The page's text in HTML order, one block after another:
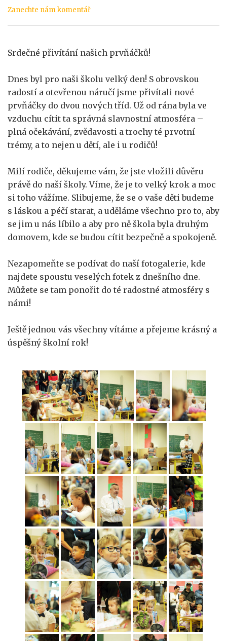
Zanechte nám komentář
Srdečné přivítání našich prvňáčků!
Dnes byl pro naši školu velký den! S obrovskou
radostí a otevřenou náručí jsme přivítali nové
prvňáčky do dvou nových tříd. Už od rána byla ve
vzduchu cítit ta správná slavnostní atmosféra –
plná očekávání, zvědavosti a trochy té prvotní
trémy, a to nejen u dětí, ale i u rodičů!
Milí rodiče, děkujeme vám, že jste vložili důvěru
právě do naší školy. Víme, že je to velký krok a moc
si toho vážíme. Slibujeme, že se o vaše děti budeme
s láskou a péčí starat, a uděláme všechno pro to, aby
se jim u nás líbilo a aby pro ně škola byla druhým
domovem, kde se budou cítit bezpečně a spokojeně.
Nezapomeňte se podívat do naší fotogalerie, kde
najdete spoustu veselých fotek z dnešního dne.
Můžete se tam ponořit do té radostné atmosféry s
námi!
Ještě jednou vás všechny vítáme a přejeme krásný a
úspěšný školní rok!